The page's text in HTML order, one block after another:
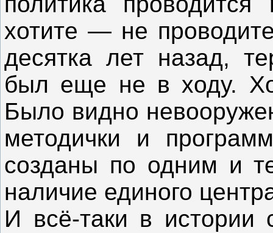
хотите — не
десятка лет назад,
был еще не в ходу.
Было видно
методички и
созданы по одним и
наличие единого
И всё-таки в